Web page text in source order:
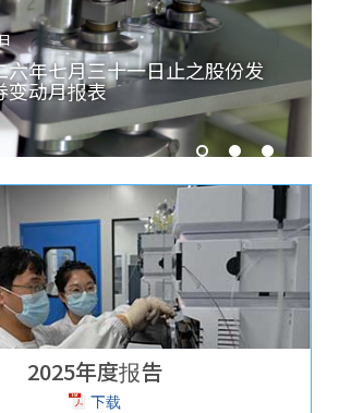
六年七月三十一日止之股份发
变动月报表
2026年
人的
2025年度报告
下载